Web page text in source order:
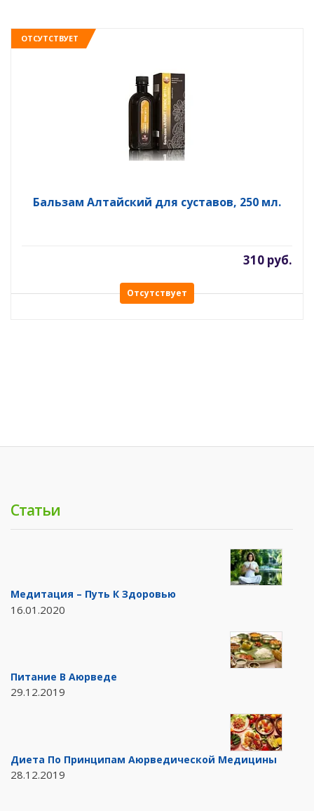
ОТСУТСТВУЕТ
Бальзам Алтайский для суставов, 250 мл.
310 руб.
Отсутствует
Статьи
Медитация – Путь К Здоровью
16.01.2020
Питание В Аюрведе
29.12.2019
Диета По Принципам Аюрведической Медицины
28.12.2019